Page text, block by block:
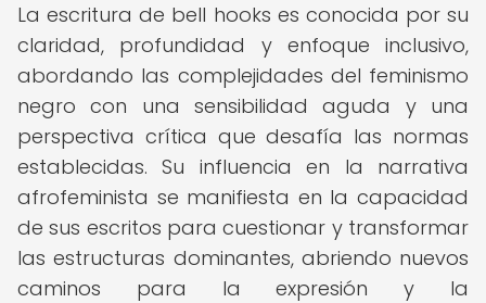
La escritura de bell hooks es conocida por su
claridad, profundidad y enfoque inclusivo,
abordando las complejidades del feminismo
negro con una sensibilidad aguda y una
perspectiva crítica que desafía las normas
establecidas. Su influencia en la narrativa
afrofeminista se manifiesta en la capacidad
de sus escritos para cuestionar y transformar
las estructuras dominantes, abriendo nuevos
caminos para la expresión y la